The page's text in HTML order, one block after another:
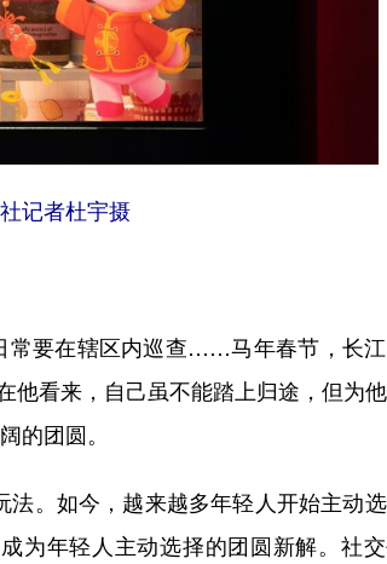
记者杜宇摄
要在辖区内巡查……马年春节，长
他看来，自己虽不能踏上归途，但为
的团圆。
。如今，越来越多年轻人开始主动
为年轻人主动选择的团圆新解。社